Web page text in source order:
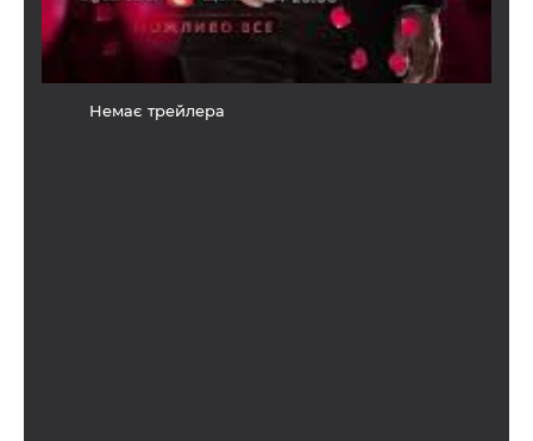
Немає трейлера